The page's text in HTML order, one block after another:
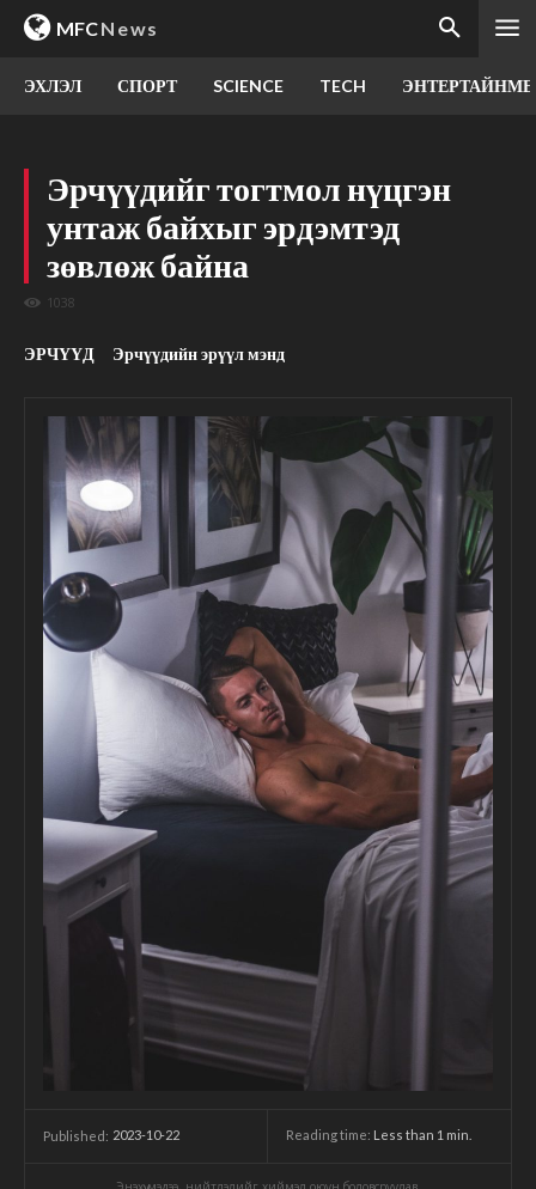
MFCNews
ЭХЛЭЛ СПОРТ SCIENCE TECH
Эрчүүдийг тогтмол нүцгэн
унтаж байхыг эрдэмтэд
зөвлөж байна
1038
ЭРЧҮҮД Эрчүүдийн эрүүл мэнд
Published: 2023-10-22 Reading time: Less than 1 min.